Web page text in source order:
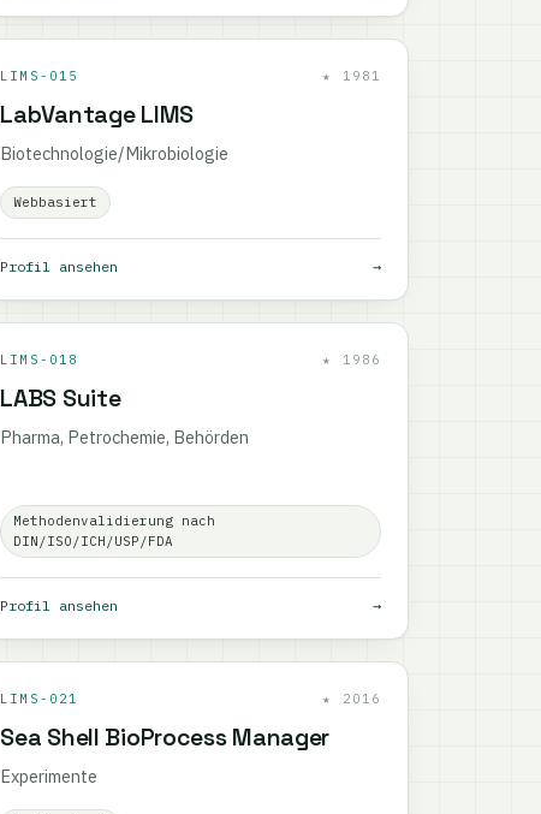
LIMS-015 ★ 1981
LabVantage LIMS
Biotechnologie/Mikrobiologie
Webbasiert
Profil ansehen →
LIMS-018 ★ 1986
LABS Suite
Pharma, Petrochemie, Behörden
Methodenvalidierung nach
DIN/ISO/ICH/USP/FDA
Profil ansehen →
LIMS-021 ★ 2016
Sea Shell BioProcess Manager
Experimente